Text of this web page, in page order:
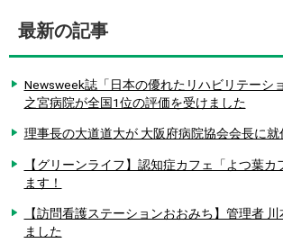
最新の記事
Newsweek誌「日本の優れたリハビリテーシ
之宮病院が全国1位の評価を受けました
理事長の大道道大が 大阪府病院協会会長に
【グリーンライフ】認知症カフェ「よつ葉
ます！
【訪問看護ステーションおおみち】管理者
ました